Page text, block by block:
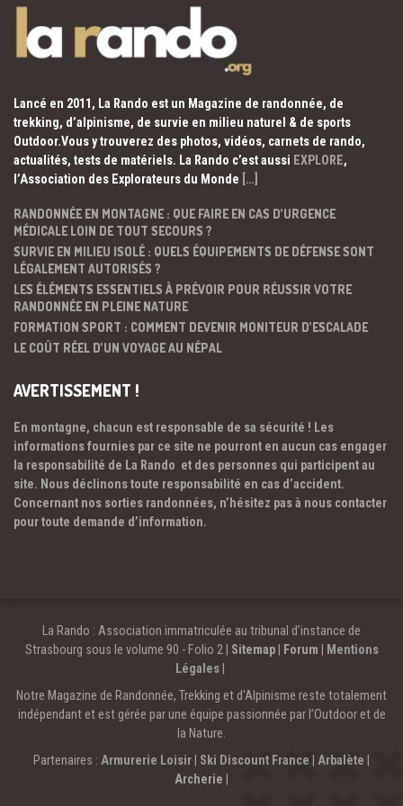
Lancé en 2011, La Rando est un Magazine de randonnée, de
trekking, d’alpinisme, de survie en milieu naturel & de sports
Outdoor.Vous y trouverez des photos, vidéos, carnets de rando,
actualités, tests de matériels. La Rando c’est aussi EXPLORE,
l’Association des Explorateurs du Monde […]
RANDONNÉE EN MONTAGNE : QUE FAIRE EN CAS D’URGENCE
MÉDICALE LOIN DE TOUT SECOURS ?
SURVIE EN MILIEU ISOLÉ : QUELS ÉQUIPEMENTS DE DÉFENSE SONT
LÉGALEMENT AUTORISÉS ?
LES ÉLÉMENTS ESSENTIELS À PRÉVOIR POUR RÉUSSIR VOTRE
RANDONNÉE EN PLEINE NATURE
FORMATION SPORT : COMMENT DEVENIR MONITEUR D’ESCALADE
LE COÛT RÉEL D’UN VOYAGE AU NÉPAL
AVERTISSEMENT !
En montagne, chacun est responsable de sa sécurité ! Les
informations fournies par ce site ne pourront en aucun cas engager
la responsabilité de La Rando et des personnes qui participent au
site. Nous déclinons toute responsabilité en cas d’accident.
Concernant nos sorties randonnées, n’hésitez pas à nous contacter
pour toute demande d’information.
La Rando : Association immatriculée au tribunal d’instance de
Strasbourg sous le volume 90 - Folio 2 | Sitemap| Forum
Mentions
Légales
Notre Magazine de Randonnée, Trekking et d'Alpinisme reste totalement
indépendant et est gérée par une équipe passionnée par l’Outdoor et de
la Nature.
Partenaires : Armurerie Loisir Ski Discount France Arbalète
Archerie